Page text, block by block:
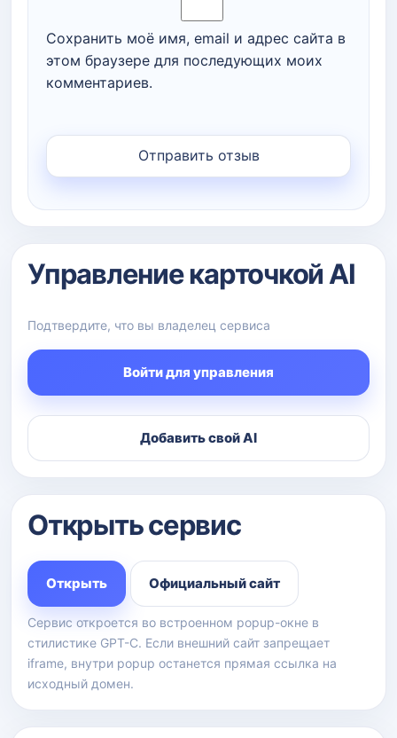
Сохранить моё имя, email и адрес сайта в
этом браузере для последующих моих
комментариев.
Управление карточкой AI
Подтвердите, что вы владелец сервиса
Войти для управления
Добавить свой AI
Открыть сервис
Открыть Официальный сайт
Сервис откроется во встроенном popup-окне в
стилистике GPT-C. Если внешний сайт запрещает
iframe, внутри popup останется прямая ссылка на
исходный домен.